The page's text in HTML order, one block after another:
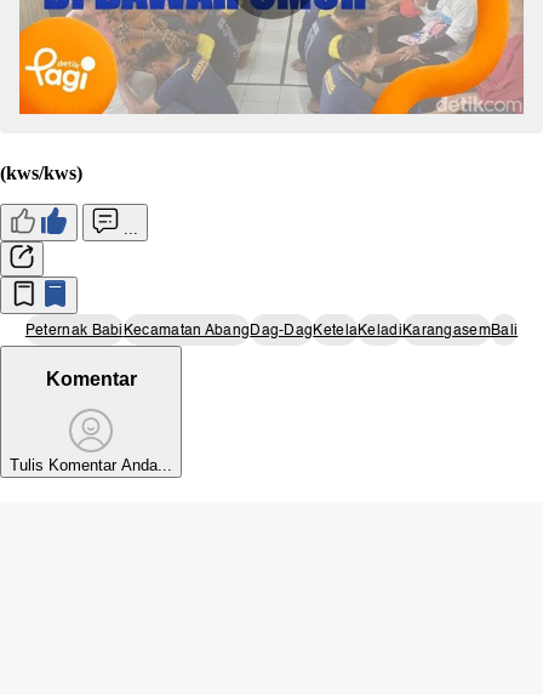
(kws/kws)
Peternak BabiKecamatan AbangDag-DagKetelaKeladiKarangasemBali
Komentar
Tulis Komentar Anda...